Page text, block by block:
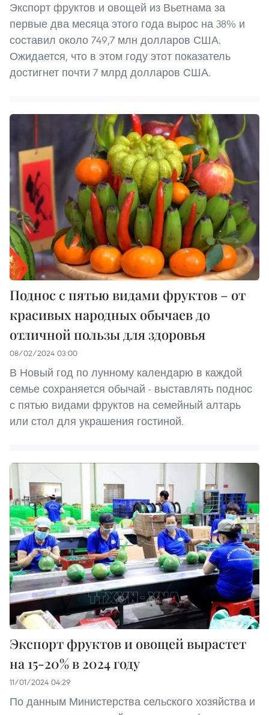
Экспорт фруктов и овощей из Вьетнама за
первые два месяца этого года вырос на 38% и
составил около 749,7 млн долларов США.
Ожидается, что в этом году этот показатель
достигнет почти 7 млрд долларов США.
Поднос с пятью видами фруктов – от
красивых народных обычаев до
отличной пользы для здоровья
08/02/2024 03:00
В Новый год по лунному календарю в каждой
семье сохраняется обычай - выставлять поднос
с пятью видами фруктов на семейный алтарь
или стол для украшения гостиной.
Экспорт фруктов и овощей вырастет
на 15-20% в 2024 году
11/01/2024 04:29
По данным Министерства сельского хозяйства и